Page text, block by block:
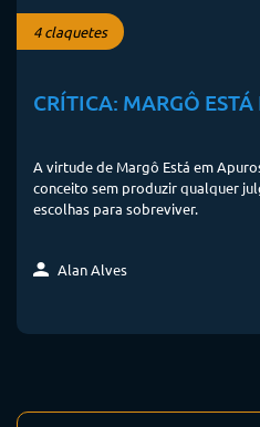
4 claquetes
CRÍTICA: MARGÔ
A virtude de Margô Está em
conceito sem produzir qualquer
escolhas para sobreviver.
Alan Alves